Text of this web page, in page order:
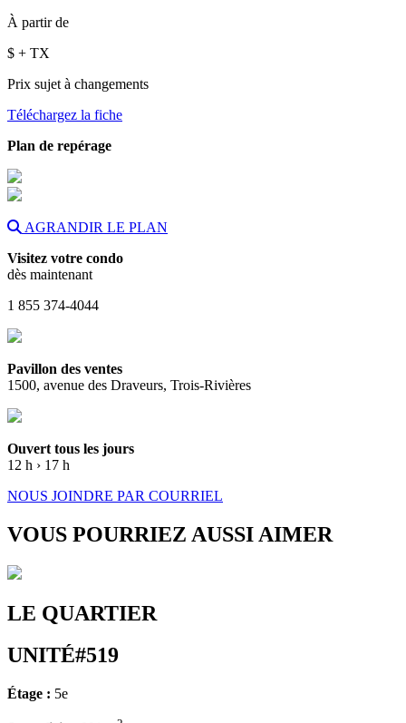
À partir de
$ + TX
Prix sujet à changements
Téléchargez la fiche
Plan de repérage
AGRANDIR LE PLAN
Visitez votre condo
dès maintenant
1 855 374-4044
Pavillon des ventes
1500, avenue des Draveurs, Trois-Rivières
Ouvert tous les jours
12 h › 17 h
NOUS JOINDRE PAR COURRIEL
VOUS POURRIEZ AUSSI AIMER
LE QUARTIER
UNITÉ#519
Étage : 5e